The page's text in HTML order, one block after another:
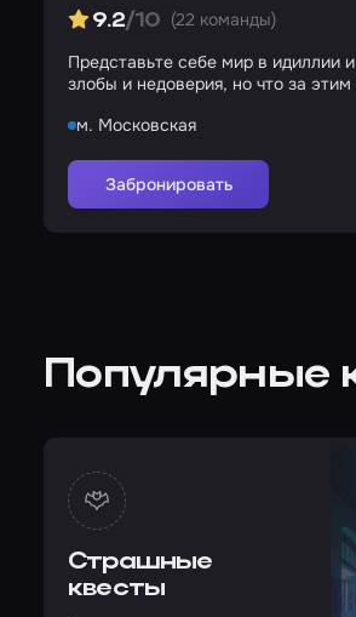
9.2/10 (22 команды)
Представьте себе мир в идиллии
злобы и недоверия, но что за этим
м. Московская
Забронировать
Популярные
Страшные
квесты